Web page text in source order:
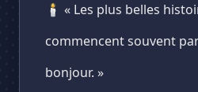
🕯️ « Les plus belles
commencent souvent
bonjour. »